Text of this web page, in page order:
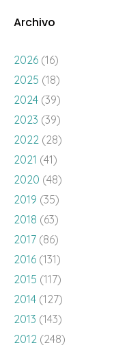
Archivo
2026 (16)
2025 (18)
2024 (39)
2023 (39)
2022 (28)
2021 (41)
2020 (48)
2019 (35)
2018 (63)
2017 (86)
2016 (131)
2015 (117)
2014 (127)
2013 (143)
2012 (248)